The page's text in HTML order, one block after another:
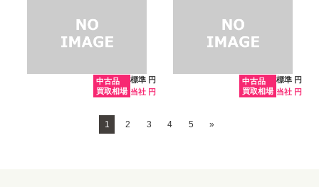
中古品
買取相場
標準 円
当社 円
中古品
買取相場
標準 円
当社 円
1 2 3 4 5 »